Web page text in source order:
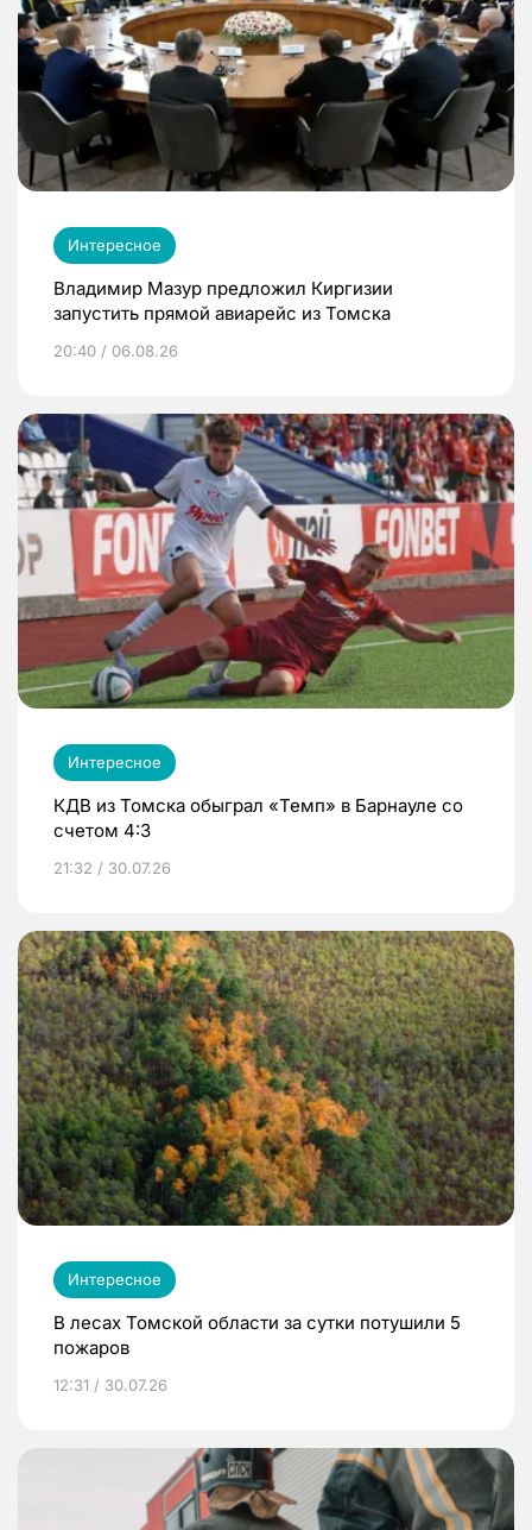
Интересное
Владимир Мазур предложил Киргизии
запустить прямой авиарейс из Томска
20:40 / 06.08.26
Интересное
КДВ из Томска обыграл «Темп» в Барнауле со
счетом 4:3
21:32 / 30.07.26
Интересное
В лесах Томской области за сутки потушили 5
пожаров
12:31 / 30.07.26